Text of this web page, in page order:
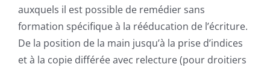
auxquels il est possible de remédier sans
formation spécifique à la rééducation de l’écriture.
De la position de la main jusqu’à la prise d’indices
et à la copie différée avec relecture (pour droitiers